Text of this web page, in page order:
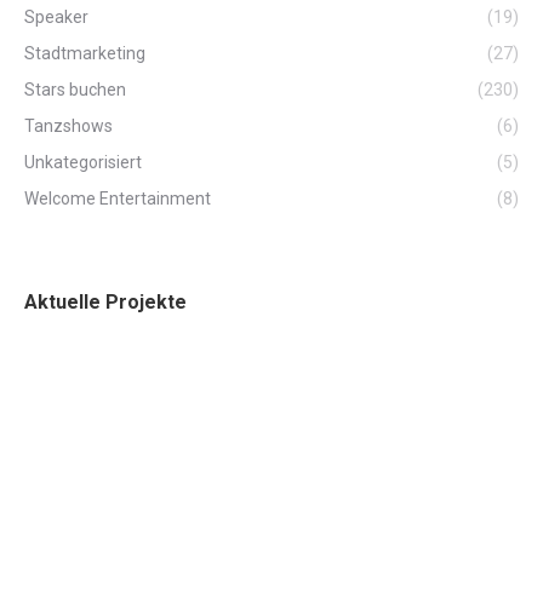
Speaker
(19)
Stadtmarketing
(27)
Stars buchen
(230)
Tanzshows
(6)
Unkategorisiert
(5)
Welcome Entertainment
(8)
Aktuelle Projekte